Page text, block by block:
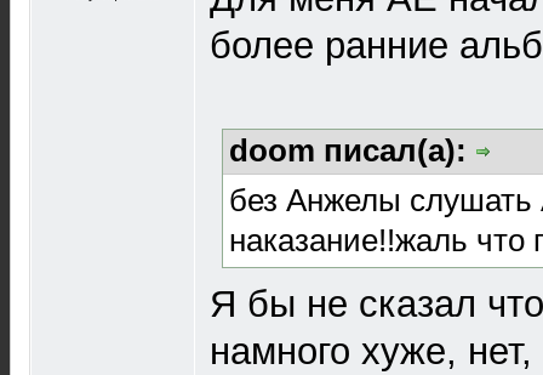
более ранние
doom писал(а):
без Анжелы
наказание!!жаль что
Я бы не сказал
намного хуже,